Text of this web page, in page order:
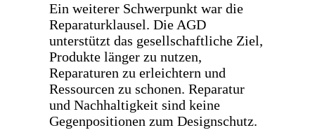
Ein weiterer Schwerpunkt war die
Reparaturklausel. Die AGD
unterstützt das gesellschaftliche Ziel,
Produkte länger zu nutzen,
Reparaturen zu erleichtern und
Ressourcen zu schonen. Reparatur
und Nachhaltigkeit sind keine
Gegenpositionen zum Designschutz.